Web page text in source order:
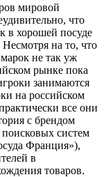
мировой
что
в хорошей посуде
на то, что
не так уж
рынке пока
занимаются
на российском
все они
с брендом
систем
Франция»),
в
товаров.